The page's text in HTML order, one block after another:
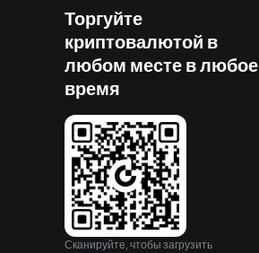
Торгуйте
криптовалютой в
любом месте в любое
время
Сканируйте, чтобы загрузить